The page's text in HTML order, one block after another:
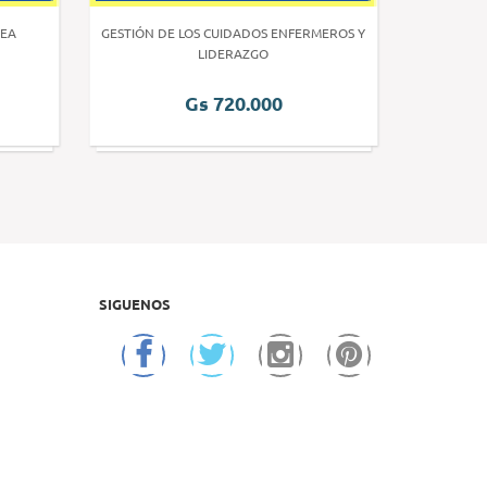
GESTIÓN DE LOS CUIDADOS ENFERMEROS Y
LIDERAZGO
Gs 720.000
SIGUENOS